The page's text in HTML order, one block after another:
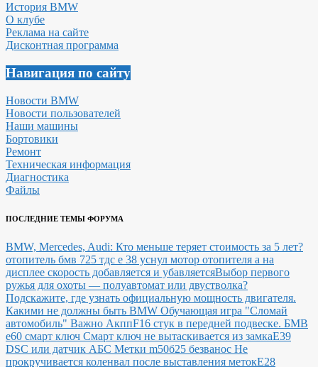
История BMW
О клубе
Реклама на сайте
Дисконтная программа
Навигация по сайту
Новости BMW
Новости пользователей
Наши машины
Бортовики
Ремонт
Техническая информация
Диагностика
Файлы
ПОСЛЕДНИЕ ТЕМЫ ФОРУМА
BMW, Mercedes, Audi: Кто меньше теряет стоимость за 5 лет?
отопитель бмв 725 тдс е 38 уснул мотор отопителя а на
дисплее скорость добавляется и убавляетсяВыбор первого
ружья для охоты — полуавтомат или двустволка?
Подскажите, где узнать официальную мощность двигателя.
Какими не должны быть BMW Обучающая игра "Сломай
автомобиль" Важно АкппF16 стук в передней подвеске. БМВ
е60 смарт ключ Смарт ключ не вытаскивается из замкаE39
DSC или датчик АБС Метки m50б25 безванос Не
прокручивается коленвал после выставления метокЕ28